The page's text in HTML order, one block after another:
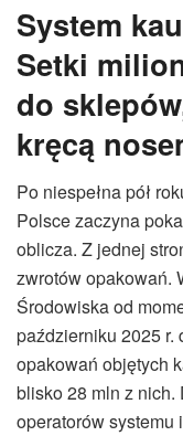
System
Setki
do
kręcą
Po niespełna pół
Polsce zaczyna
oblicza. Z jednej
zwrotów opakowań.
Środowiska od
październiku 2025 r.
opakowań objętych
blisko 28 mln z
operatorów